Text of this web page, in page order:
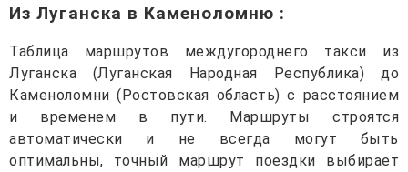
Из Луганска в Каменоломню :
Таблица маршрутов междугороднего такси из
Луганска (Луганская Народная Республика) до
Каменоломни (Ростовская область) с расстоянием
и временем в пути. Маршруты строятся
автоматически и не всегда могут быть
оптимальны, точный маршрут поездки выбирает